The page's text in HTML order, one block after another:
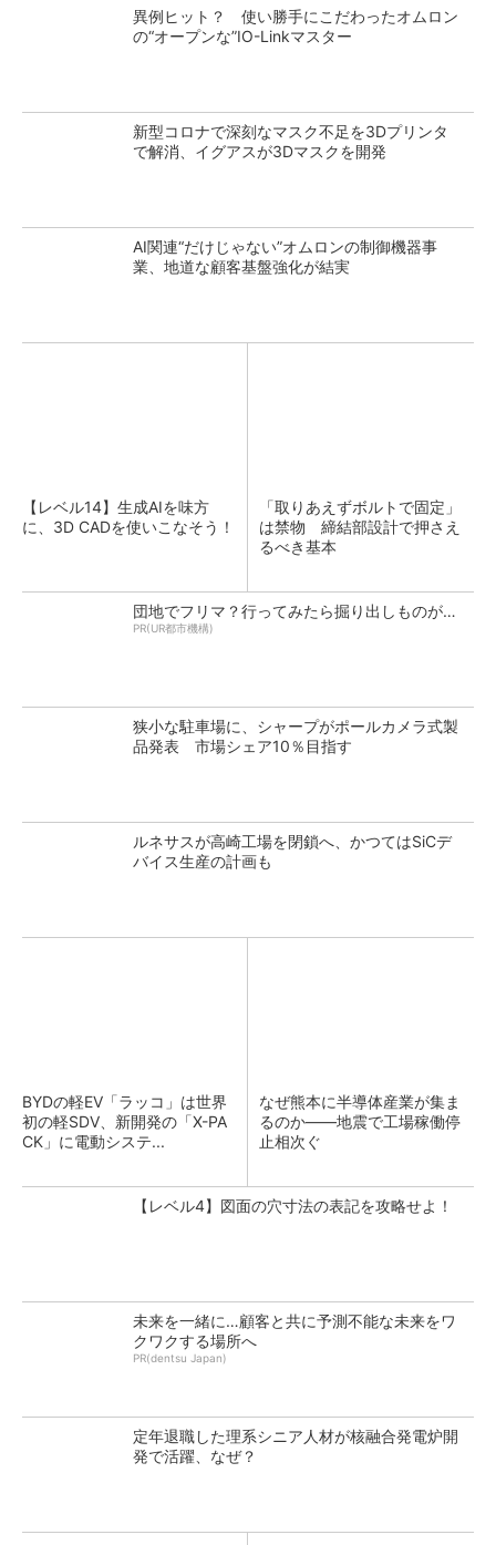
異例ヒット？ 使い勝手にこだわったオムロン
の“オープンな”IO-Linkマスター
新型コロナで深刻なマスク不足を3Dプリンタ
で解消、イグアスが3Dマスクを開発
AI関連“だけじゃない”オムロンの制御機器事
業、地道な顧客基盤強化が結実
【レベル14】生成AIを味方
に、3D CADを使いこなそう！
「取りあえずボルトで固定」
は禁物 締結部設計で押さえ
るべき基本
団地でフリマ？行ってみたら掘り出しものが…
PR(UR都市機構)
狭小な駐車場に、シャープがポールカメラ式製
品発表 市場シェア10％目指す
ルネサスが高崎工場を閉鎖へ、かつてはSiCデ
バイス生産の計画も
BYDの軽EV「ラッコ」は世界
初の軽SDV、新開発の「X-PA
CK」に電動システ...
なぜ熊本に半導体産業が集ま
るのか――地震で工場稼働停
止相次ぐ
【レベル4】図面の穴寸法の表記を攻略せよ！
未来を一緒に…顧客と共に予測不能な未来をワ
クワクする場所へ
PR(dentsu Japan)
定年退職した理系シニア人材が核融合発電炉開
発で活躍、なぜ？